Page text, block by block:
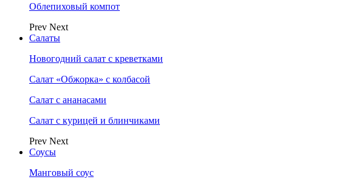
Облепиховый компот
Prev Next
Салаты
Новогодний салат с креветками
Салат «Обжорка» с колбасой
Салат с ананасами
Салат с курицей и блинчиками
Prev Next
Соусы
Манговый соус